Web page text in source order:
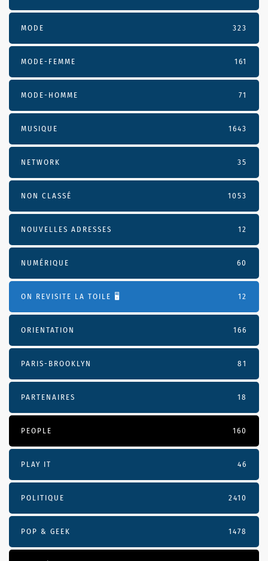
MODE 323
MODE-FEMME 161
MODE-HOMME 71
MUSIQUE 1643
NETWORK 35
NON CLASSÉ 1053
NOUVELLES ADRESSES 12
NUMÉRIQUE 60
ON REVISITE LA TOILE 🖥️ 12
ORIENTATION 166
PARIS-BROOKLYN 81
PARTENAIRES 18
PEOPLE 160
PLAY IT 46
POLITIQUE 2410
POP & GEEK 1478